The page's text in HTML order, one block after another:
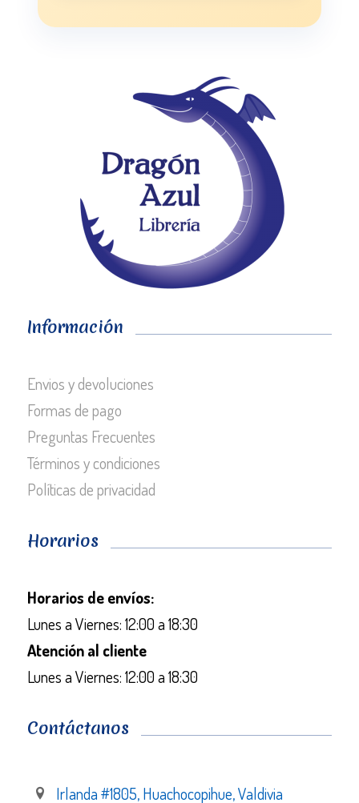
Información
Envios y devoluciones
Formas de pago
Preguntas Frecuentes
Términos y condiciones
Políticas de privacidad
Horarios
Horarios de envíos:
Lunes a Viernes: 12:00 a 18:30
Atención al cliente
Lunes a Viernes: 12:00 a 18:30
Contáctanos
Irlanda #1805, Huachocopihue, Valdivia